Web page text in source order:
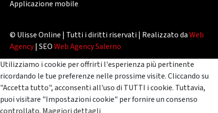
Applicazione mobile
© Ulisse Online | Tutti i diritti riservati | Realizzato daWeb
Agency| SEOWeb Agency Salerno
Utilizziamo i cookie per offrirti l'esperienza più pertinente
ricordando le tue preferenze nelle prossime visite. Cliccando su
"Accetta tutto", acconsenti all'uso di TUTTI i cookie. Tuttavia,
puoi visitare "Impostazioni cookie" per fornire un consenso